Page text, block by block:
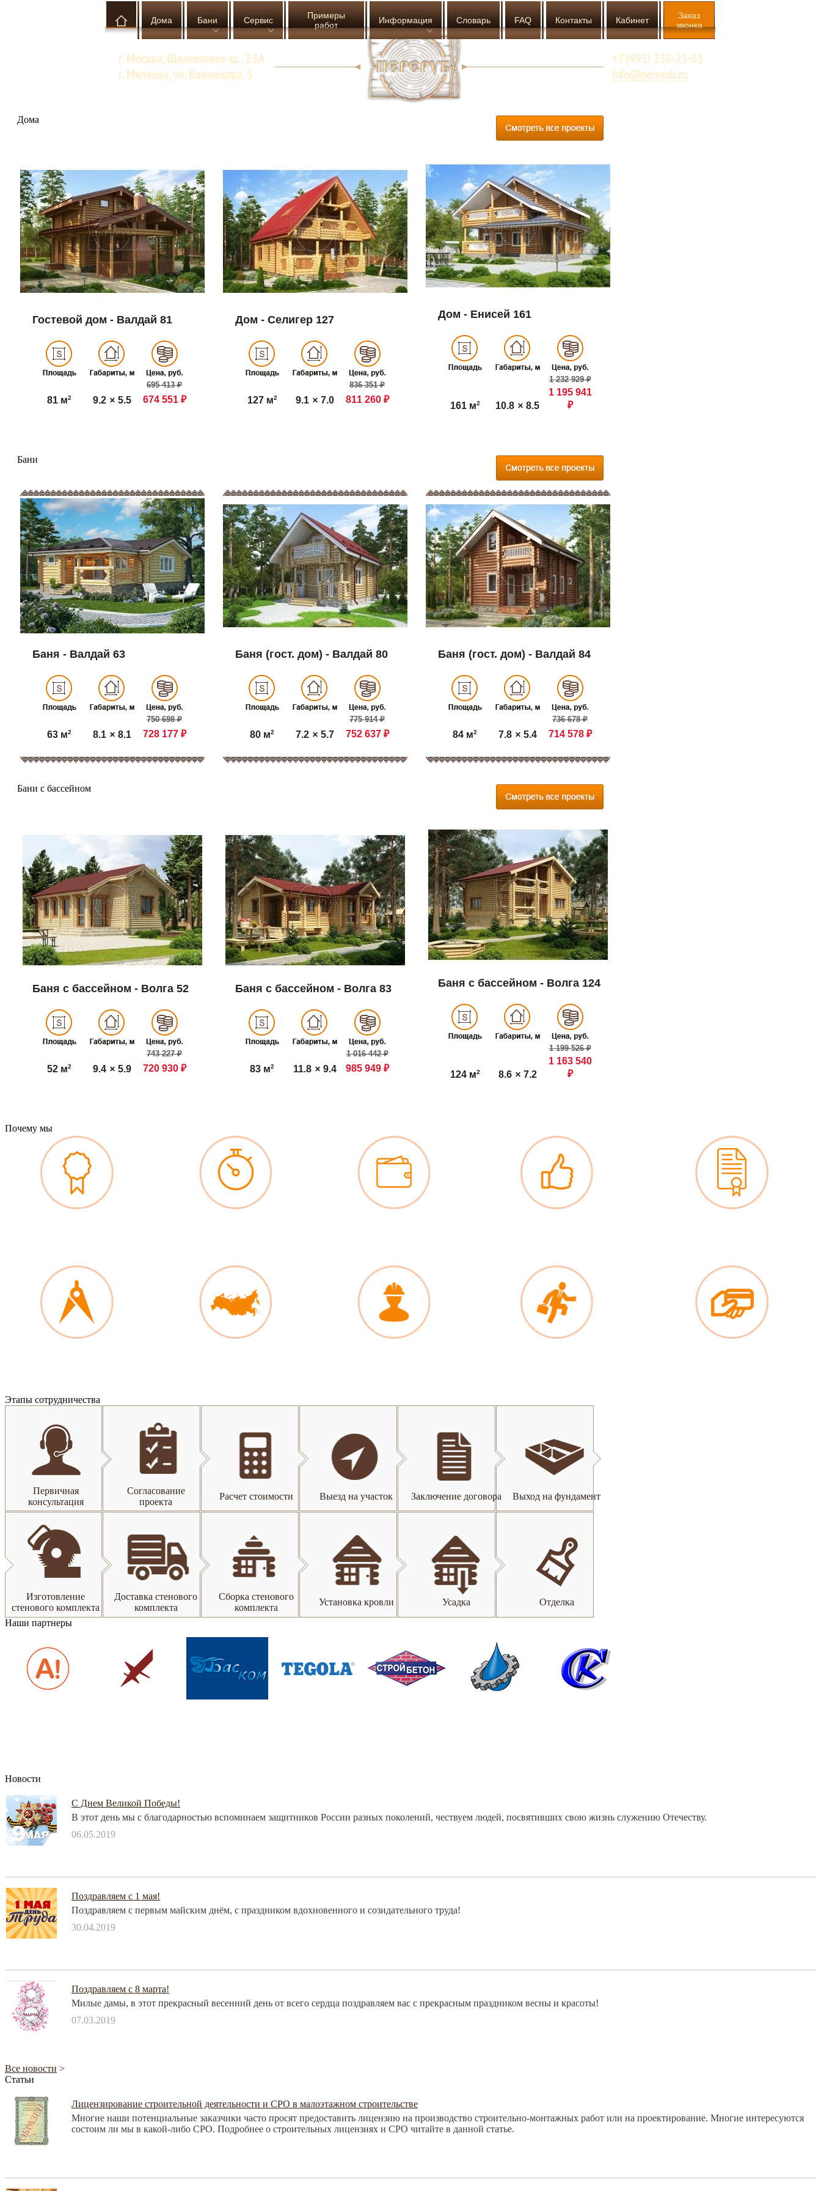
Дома Бани Сервис
Примеры
работ
Информация Словарь FAQ Контакты Кабинет
Заказ
звонка
Дома
Гостевой дом - Валдай 81
695 413 ₽
81 м2 9.2 × 5.5 674 551 ₽
Дом - Селигер 127
836 351 ₽
127 м2 9.1 × 7.0 811 260 ₽
Дом - Енисей 161
1 232 929 ₽
161 м2 10.8 × 8.5
1 195 941
₽
Бани
Баня - Валдай 63
750 698 ₽
63 м2 8.1 × 8.1 728 177 ₽
Баня (гост. дом) - Валдай 80
775 914 ₽
80 м2 7.2 × 5.7 752 637 ₽
Баня (гост. дом) - Валдай 84
736 678 ₽
84 м2 7.8 × 5.4 714 578 ₽
Бани с бассейном
Баня с бассейном - Волга 52
743 227 ₽
52 м2 9.4 × 5.9 720 930 ₽
Баня с бассейном - Волга 83
1 016 442 ₽
83 м2 11.8 × 9.4 985 949 ₽
Баня с бассейном - Волга 124
1 199 526 ₽
124 м2 8.6 × 7.2
1 163 540
₽
Почему мы
Этапы сотрудничества
Первичная
консультация
Согласование
проекта
Расчет стоимости Выезд на участок Заключение договора Выход на фундамент
Изготовление
стенового комплекта
Доставка стенового
комплекта
Сборка стенового
комплекта
Установка кровли Усадка
Отделка
Наши партнеры
Новости
C Днем Великой Победы!
В этот день мы с благодарностью вспоминаем защитников России разных поколений, чествуем людей, посвятивших свою жизнь служению Отечеству.
06.05.2019
Поздравляем с 1 мая!
Поздравляем с первым майским днём, с праздником вдохновенного и созидательного труда!
30.04.2019
Поздравляем с 8 марта!
Милые дамы, в этот прекрасный весенний день от всего сердца поздравляем вас с прекрасным праздником весны и красоты!
07.03.2019
Все новости >
Статьи
Лицензирование строительной деятельности и СРО в малоэтажном строительстве
Многие наши потенциальные заказчики часто просят предоставить лицензию на производство строительно-монтажных работ или на проектирование. Многие интересуются
состоим ли мы в какой-либо СРО. Подробнее о строительных лицензиях и СРО читайте в данной статье.